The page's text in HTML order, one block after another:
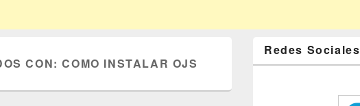
CON:COMO INSTALAR OJS
Redes Sociales